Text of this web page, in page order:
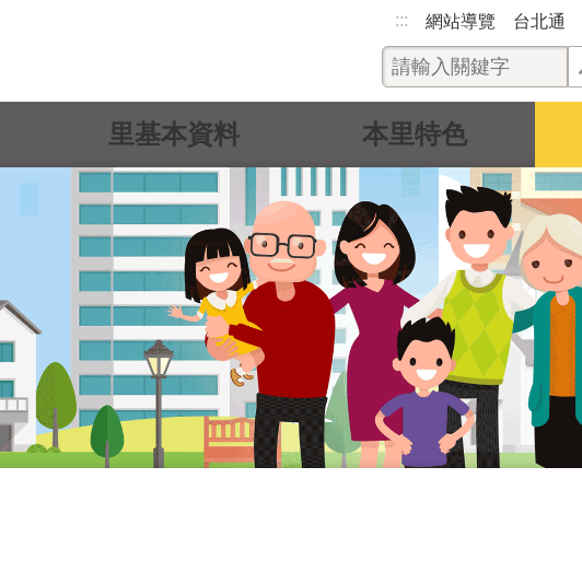
::: 網站導覽 台北通
里基本資料 本里特色